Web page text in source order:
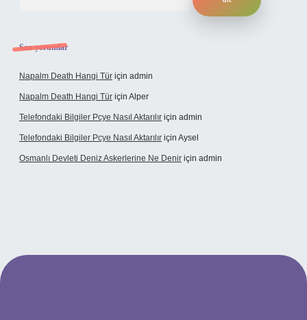
Son yorumlar
Napalm Death Hangi Tür için admin
Napalm Death Hangi Tür için Alper
Telefondaki Bilgiler Pcye Nasıl Aktarılır için admin
Telefondaki Bilgiler Pcye Nasıl Aktarılır için Aysel
Osmanlı Devleti Deniz Askerlerine Ne Denir için admin
giriş